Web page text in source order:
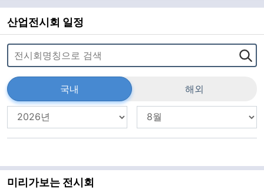
산업전시회 일정
국내 해외
미리가보는 전시회